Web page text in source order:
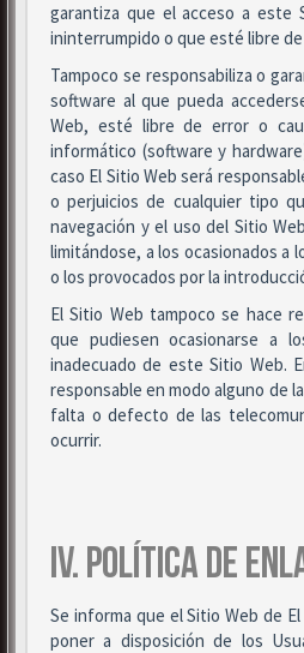
garantiza que el acceso a este
ininterrumpido o que esté libre
Tampoco se responsabiliza o
software al que pueda
Web, esté libre de error o
informático (software y
caso El Sitio Web será
o perjuicios de cualquier tipo
navegación y el uso del Sitio
limitándose, a los ocasionados a
o los provocados por la
El Sitio Web tampoco se hace
que pudiesen ocasionarse a
inadecuado de este Sitio Web.
responsable en modo alguno de
falta o defecto de las
ocurrir.
IV. POLÍTICA DE
Se informa que el Sitio Web de
poner a disposición de los